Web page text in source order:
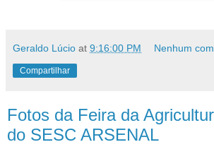
Geraldo Lúcio at 9:16:00 PM Nenhum
Compartilhar
Fotos da Feira da
do SESC ARSENAL